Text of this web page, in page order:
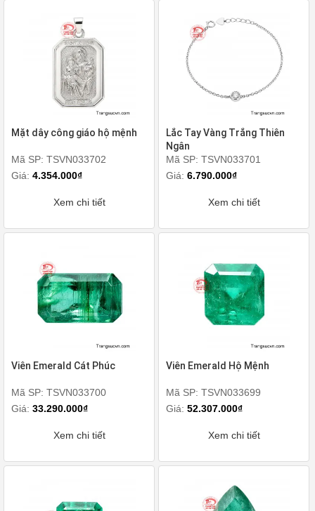
Mặt dây công giáo hộ mệnh
Mã SP: TSVN033702
Giá: 4.354.000₫
Xem chi tiết
Lắc Tay Vàng Trắng Thiên
Ngân
Mã SP: TSVN033701
Giá:6.790.000₫
Xem chi tiết
Viên Emerald Cát Phúc
Mã SP: TSVN033700
Giá: 33.290.000₫
Xem chi tiết
Viên Emerald Hộ Mệnh
Mã SP: TSVN033699
Giá:52.307.000₫
Xem chi tiết